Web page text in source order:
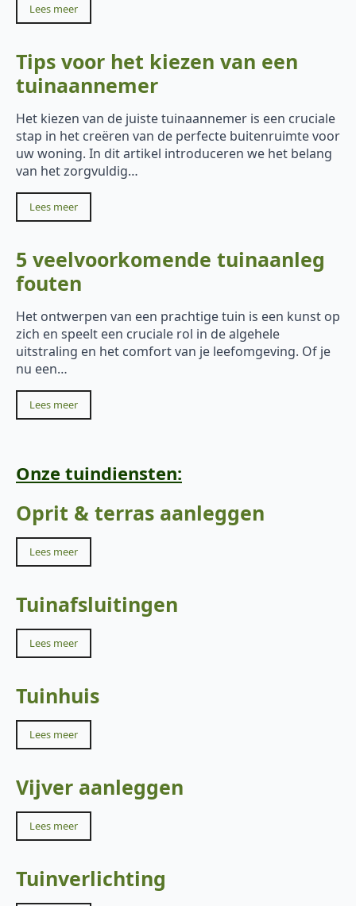
Lees meer
Tips voor het kiezen van een
tuinaannemer
Het kiezen van de juiste tuinaannemer is een cruciale
stap in het creëren van de perfecte buitenruimte voor
uw woning. In dit artikel introduceren we het belang
van het zorgvuldig…
Lees meer
5 veelvoorkomende tuinaanleg
fouten
Het ontwerpen van een prachtige tuin is een kunst op
zich en speelt een cruciale rol in de algehele
uitstraling en het comfort van je leefomgeving. Of je
nu een…
Lees meer
Onze tuindiensten:
Oprit & terras aanleggen
Lees meer
Tuinafsluitingen
Lees meer
Tuinhuis
Lees meer
Vijver aanleggen
Lees meer
Tuinverlichting